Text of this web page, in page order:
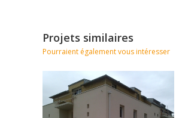
Projets similaires
Pourraient également vous intéresser